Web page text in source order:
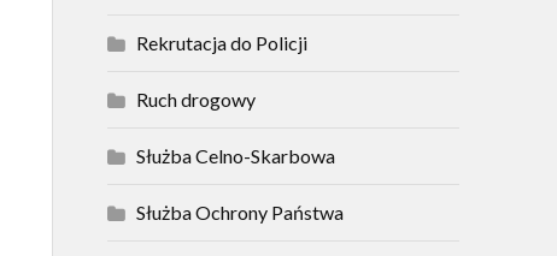
Rekrutacja do Policji
Ruch drogowy
Służba Celno-Skarbowa
Służba Ochrony Państwa